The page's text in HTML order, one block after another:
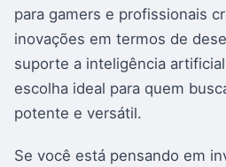
para gamers e profissionais
inovações em termos de
suporte a inteligência
escolha ideal para quem
potente e versátil.
Se você está pensando em